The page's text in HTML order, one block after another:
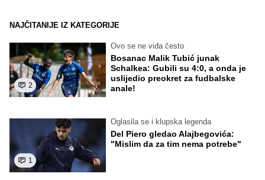
NAJČITANIJE IZ KATEGORIJE
2
Ovo se ne viđa često
Bosanac Malik Tubić junak
Schalkea: Gubili su 4:0, a onda je
uslijedio preokret za fudbalske
anale!
1
Oglasila se i klupska legenda
Del Piero gledao Alajbegovića:
"Mislim da za tim nema potrebe"